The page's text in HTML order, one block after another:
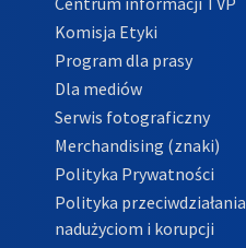
Komisja Etyki
Program dla prasy
Dla mediów
Serwis fotograficzny
Merchandising (znaki)
Polityka Prywatności
Polityka przeciwdziałania
nadużyciom i korupcji